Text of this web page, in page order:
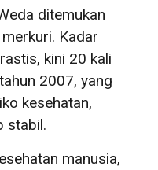
ditemukan
Kadar
kini 20 kali
2007, yang
kesehatan,
stabil.
manusia,